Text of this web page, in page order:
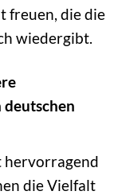
freuen, die die
wiedergibt.
hervorragend
die Vielfalt